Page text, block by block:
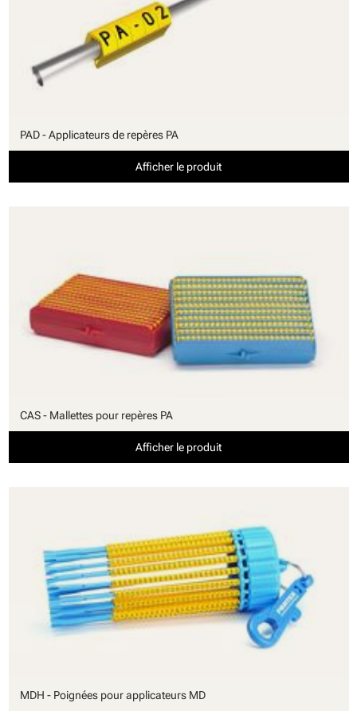
PAD - Applicateurs de repères PA
Afficher le produit
CAS - Mallettes pour repères PA
Afficher le produit
MDH - Poignées pour applicateurs MD